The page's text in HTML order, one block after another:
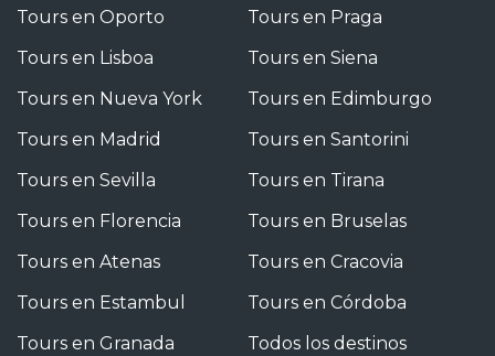
Tours en Oporto
Tours en Lisboa
Tours en Nueva York
Tours en Madrid
Tours en Sevilla
Tours en Florencia
Tours en Atenas
Tours en Estambul
Tours en Granada
Tours en Praga
Tours en Siena
Tours en Edimburgo
Tours en Santorini
Tours en Tirana
Tours en Bruselas
Tours en Cracovia
Tours en Córdoba
Todos los destinos